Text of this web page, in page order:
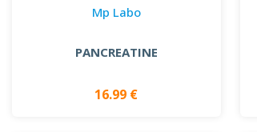
Mp Labo
PANCREATINE
16.99 €